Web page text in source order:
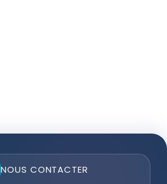
NOUS CONTACTER